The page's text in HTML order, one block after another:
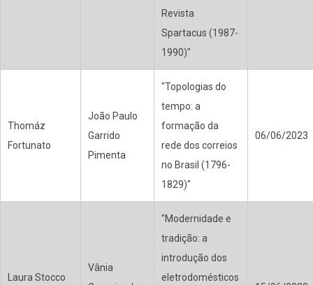
Revista
Spartacus (1987-
1990)"
Thomáz
Fortunato
João Paulo
Garrido
Pimenta
"Topologias do
tempo: a
formação da
rede dos correios
no Brasil (1796-
1829)"
06/06/2023
Laura Stocco
Vânia
"Modernidade e
tradição: a
introdução dos
eletrodomésticos